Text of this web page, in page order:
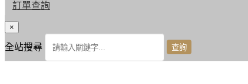
訂單查詢
×
全站搜尋